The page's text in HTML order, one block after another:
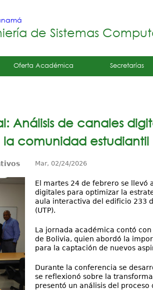
de Sistemas
Oferta Académica Secretarías
Análisis de canales
comunidad estudiantil
Mar, 02/24/2026
El martes 24 de febrero se llevó
digitales para optimizar la
aula interactiva del edificio 233
(UTP).
La jornada académica contó
de Bolivia, quien abordó la
para la captación de nuevos
Durante la conferencia se
se reflexionó sobre la
presentó un análisis del